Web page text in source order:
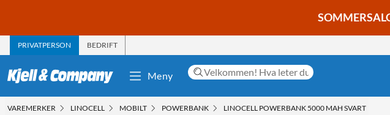
PRIVATPERSON BEDRIFT
Meny
VAREMERKER LINOCELL MOBILT POWERBANK LINOCELL POWERBANK 5000 MAH SVART